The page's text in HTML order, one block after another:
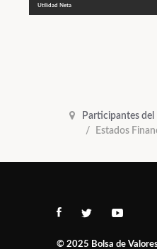
Utilidad Neta
Participantes
Estados
© 2025 Bolsa de